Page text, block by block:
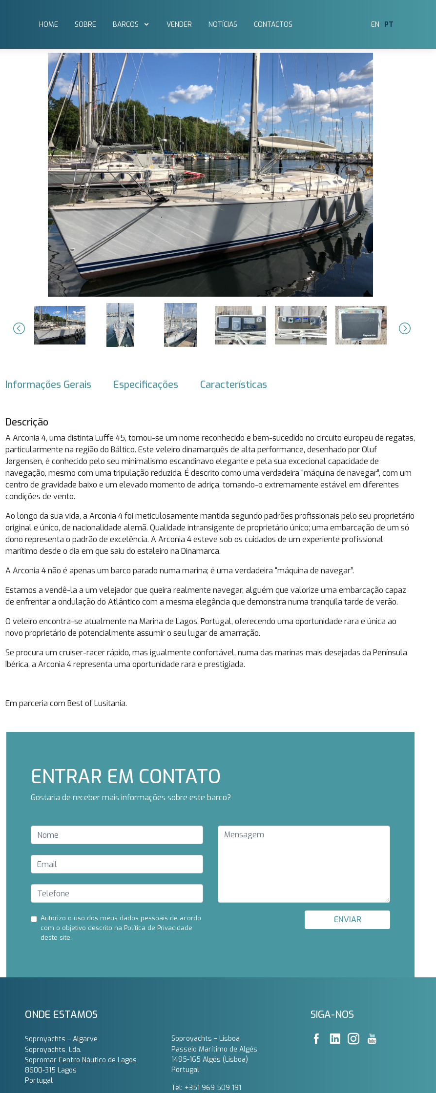
HOME SOBRE BARCOS VENDER NOTÍCIAS CONTACTOS EN PT
Previous Next
Informações Gerais Especificações Características
Descrição
A Arconia 4, uma distinta Luffe 45, tornou-se um nome reconhecido e bem-sucedido no circuito europeu de regatas,
particularmente na região do Báltico. Este veleiro dinamarquês de alta performance, desenhado por Oluf
Jørgensen, é conhecido pelo seu minimalismo escandinavo elegante e pela sua excecional capacidade de
navegação, mesmo com uma tripulação reduzida. É descrito como uma verdadeira “máquina de navegar”, com um
centro de gravidade baixo e um elevado momento de adriça, tornando-o extremamente estável em diferentes
condições de vento.
Ao longo da sua vida, a Arconia 4 foi meticulosamente mantida segundo padrões profissionais pelo seu proprietário
original e único, de nacionalidade alemã. Qualidade intransigente de proprietário único; uma embarcação de um só
dono representa o padrão de excelência. A Arconia 4 esteve sob os cuidados de um experiente profissional
marítimo desde o dia em que saiu do estaleiro na Dinamarca.
A Arconia 4 não é apenas um barco parado numa marina; é uma verdadeira “máquina de navegar”.
Estamos a vendê-la a um velejador que queira realmente navegar, alguém que valorize uma embarcação capaz
de enfrentar a ondulação do Atlântico com a mesma elegância que demonstra numa tranquila tarde de verão.
O veleiro encontra-se atualmente na Marina de Lagos, Portugal, oferecendo uma oportunidade rara e única ao
novo proprietário de potencialmente assumir o seu lugar de amarração.
Se procura um cruiser-racer rápido, mas igualmente confortável, numa das marinas mais desejadas da Península
Ibérica, a Arconia 4 representa uma oportunidade rara e prestigiada.
Em parceria com Best of Lusitania.
ENTRAR EM CONTATO
Gostaria de receber mais informações sobre este barco?
Autorizo ​​o uso dos meus dados pessoais de acordo
com o objetivo descrito na Política de Privacidade
deste site.
ENVIAR
ONDE ESTAMOS
Soproyachts – Algarve
Soproyachts, Lda.
Sopromar Centro Náutico de Lagos
8600-315 Lagos
Portugal
Soproyachts – Lisboa
Passeio Marítimo de Algés
1495-165 Algés (Lisboa)
Portugal
Tel: +351 969 509 191‬
SIGA-NOS